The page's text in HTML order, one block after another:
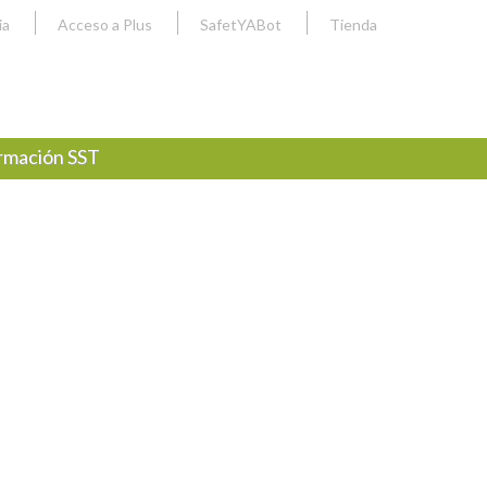
Acceso a Plus SafetYABot Tienda
SST